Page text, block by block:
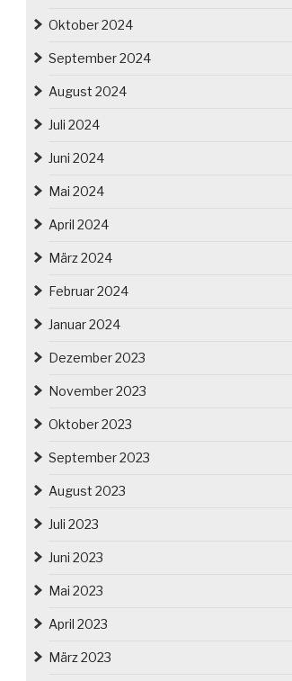
Oktober 2024
September 2024
August 2024
Juli 2024
Juni 2024
Mai 2024
April 2024
März 2024
Februar 2024
Januar 2024
Dezember 2023
November 2023
Oktober 2023
September 2023
August 2023
Juli 2023
Juni 2023
Mai 2023
April 2023
März 2023